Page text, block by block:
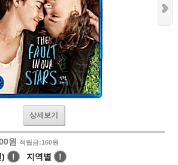
상세보기
원 적립금:160원
) ! 지역별 !